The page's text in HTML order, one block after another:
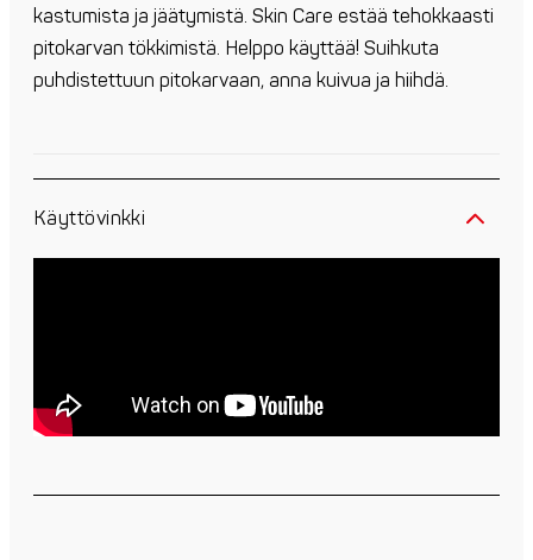
kastumista ja jäätymistä. Skin Care estää tehokkaasti
pitokarvan tökkimistä. Helppo käyttää! Suihkuta
puhdistettuun pitokarvaan, anna kuivua ja hiihdä.
Käyttövinkki